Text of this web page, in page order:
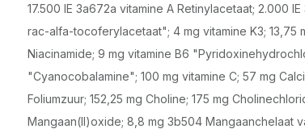
17.500 IE 3a672a vitamine A Retinylacetaat; 2.000
rac-alfa-tocoferylacetaat"; 4 mg vitamine K3; 13,75
Niacinamide; 9 mg vitamine B6
"Cyanocobalamine"; 100 mg vitamine C; 57 mg
Foliumzuur; 152,25 mg Choline; 175 mg
Mangaan(II)oxide; 8,8 mg 3b504 Mangaanchelaat